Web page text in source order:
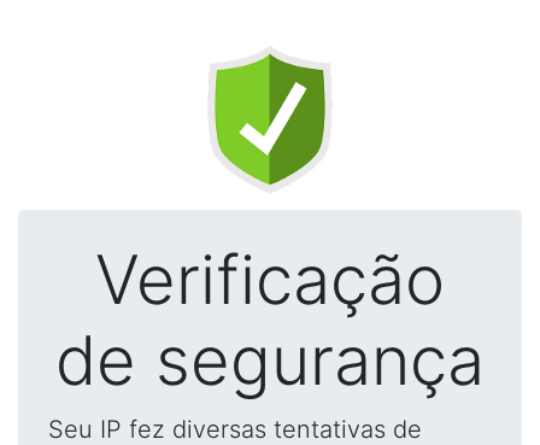
Verificação
de segurança
Seu IP fez diversas tentativas de